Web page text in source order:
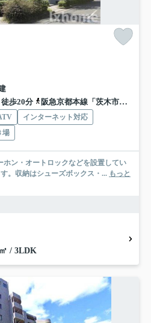
歩20分
阪急京都本線「茨木市」駅 徒歩33分
インターネット対応
場
ン・オートロックなどを設置してい
。収納はシューズボックス・... もっと
/ 3LDK